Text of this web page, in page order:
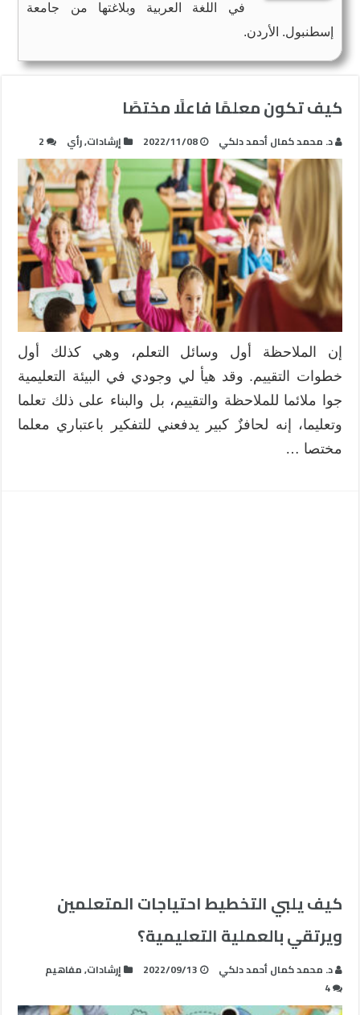
في اللغة العربية وبلاغتها من جامعة
إسطنبول. الأردن.
كيف تكون معلمًا فاعلًا مختصًا
د. محمد كمال أحمد دلكي 2022/11/08 إرشادات,رأي 2
إن الملاحظة أول وسائل التعلم، وهي كذلك أول
خطوات التقييم. وقد هيأ لي وجودي في البيئة التعليمية
جوا ملائما للملاحظة والتقييم، بل والبناء على ذلك تعلما
وتعليما، إنه لحافزٌ كبير يدفعني للتفكير باعتباري معلما
مختصا …
كيف يلبي التخطيط احتياجات المتعلمين
ويرتقي بالعملية التعليمية؟
د. محمد كمال أحمد دلكي 2022/09/13 إرشادات,مفاهيم
4